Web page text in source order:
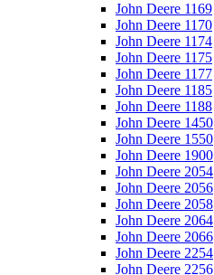
John Deere 1169
John Deere 1170
John Deere 1174
John Deere 1175
John Deere 1177
John Deere 1185
John Deere 1188
John Deere 1450
John Deere 1550
John Deere 1900
John Deere 2054
John Deere 2056
John Deere 2058
John Deere 2064
John Deere 2066
John Deere 2254
John Deere 2256